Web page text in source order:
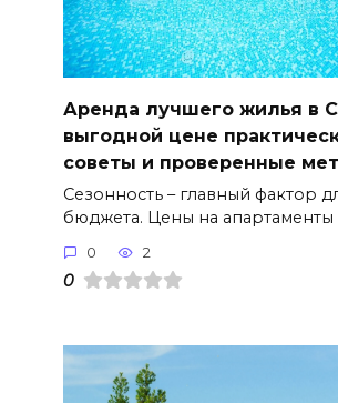
Аренда лучшего жилья в
выгодной цене
советы и проверенные
Сезонность – главный фактор
бюджета. Цены на апартаменты
0 2
0